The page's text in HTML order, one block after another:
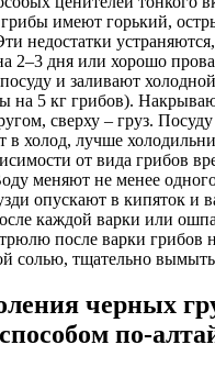
имеют горький,
недостатки
2–3 дня или хорошо
и заливают
на 5 кг грибов).
сверху – груз.
в холод, лучше
от вида грибов
меняют не менее
опускают в кипяток и
каждой варки или
после варки грибов
солью, тщательно
черных
по-